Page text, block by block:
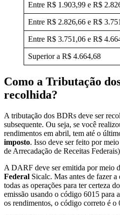
Entre R$ 1.903,99 e R$
Entre R$ 2.826,66 e R$
Entre R$ 3.751,06 e R$
Superior a R$ 4.664,68
Como a Tributação
recolhida?
A tributação dos BDRs deve ser
subsequente. Ou seja, se você
rendimentos em abril, tem até o
imposto. Isso deve ser feito por
de Arrecadação de Receitas
A DARF deve ser emitida por meio
Federal Sicalc. Mas antes de fazer a
todas as operações para ter certeza
emissão usando o código 6015 para
os rendimentos, o código correto é o